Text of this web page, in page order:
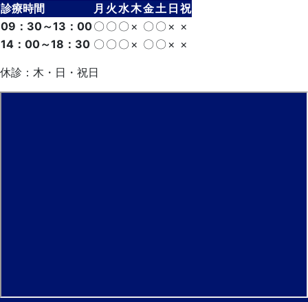
診療時間 月 火 水木金土 日 祝
09：30～13：00〇 〇 〇 × 〇 〇 × ×
14：00～18：30 〇 〇 〇 × 〇 〇 × ×
休診：木・日・祝日